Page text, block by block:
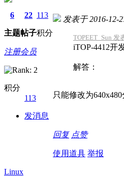
6
主题
22
帖子
113
积分
注册会员
积分
113
发消息
发表于 2016-12-
TOPEET_Sun 发
iTOP-4412开
解答：
只能修改为
回复 点赞
使用道具 举报
Linux